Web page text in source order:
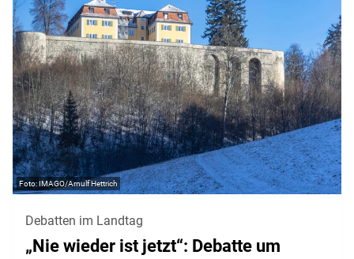
IMAGO/Arnulf Hettrich
Debatten im Landtag
„Nie wieder ist jetzt“: Debatte um